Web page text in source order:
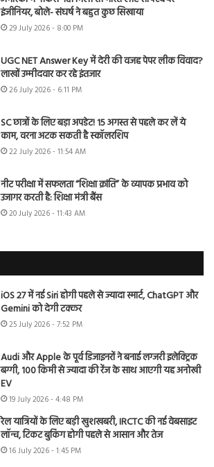
इंजीनियर, बोले- संघर्ष ने बहुत कुछ सिखाया
29 July 2026 - 8:00 PM
UGC NET Answer Key में देरी की वजह पेपर लीक विवाद?
लाखों उम्मीदवार कर रहे इंतजार
26 July 2026 - 6:11 PM
SC छात्रों के लिए बड़ा अपडेट! 15 अगस्त से पहले कर लें ये
काम, वरना अटक सकती है स्कॉलरशिप
22 July 2026 - 11:54 AM
नीट परीक्षा में सफलता “शिक्षा क्रांति” के व्यापक प्रभाव को
उजागर करती है: शिक्षा मंत्री बैंस
20 July 2026 - 11:43 AM
iOS 27 में नई Siri होगी पहले से ज्यादा स्मार्ट, ChatGPT और
Gemini को देगी टक्कर
25 July 2026 - 7:52 PM
Audi और Apple के पूर्व डिजाइनरों ने बनाई लग्जरी इलेक्ट्रिक
बग्गी, 100 किमी से ज्यादा की रेंज के साथ आएगी यह अनोखी
EV
19 July 2026 - 4:48 PM
रेल यात्रियों के लिए बड़ी खुशखबरी, IRCTC की नई वेबसाइट
लॉन्च, टिकट बुकिंग होगी पहले से आसान और तेज
16 July 2026 - 1:45 PM